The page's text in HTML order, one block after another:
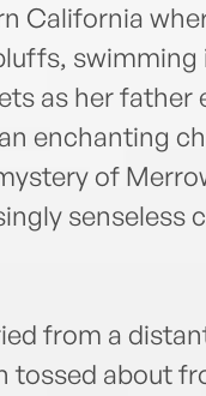
California
swimming
as her father
enchanting
of
senseless
from a
tossed about